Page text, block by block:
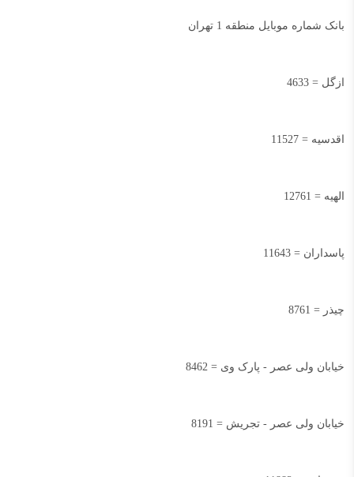
بانک شماره موبایل منطقه 1 تهران
ازگل = 4633
اقدسیه = 11527
الهیه = 12761
پاسداران = 11643
چیذر = 8761
خیابان ولی عصر - پارک وی = 8462
خیابان ولی عصر - تجریش = 8191